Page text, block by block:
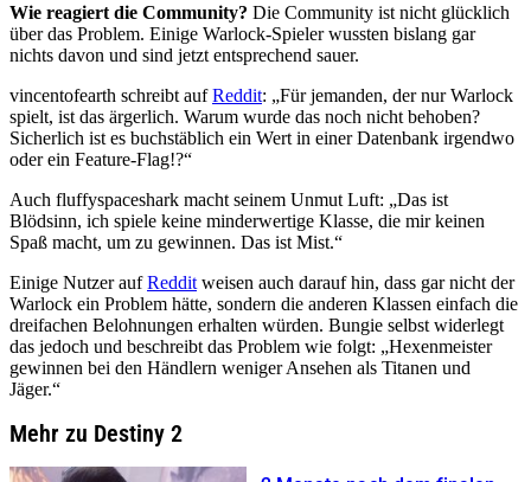
Wie reagiert die Community? Die Community ist nicht glücklich
über das Problem. Einige Warlock-Spieler wussten bislang gar
nichts davon und sind jetzt entsprechend sauer.
vincentofearth schreibt aufReddit: „Für jemanden, der nur Warlock
spielt, ist das ärgerlich. Warum wurde das noch nicht behoben?
Sicherlich ist es buchstäblich ein Wert in einer Datenbank irgendwo
oder ein Feature-Flag!?“
Auch fluffyspaceshark macht seinem Unmut Luft: „Das ist
Blödsinn, ich spiele keine minderwertige Klasse, die mir keinen
Spaß macht, um zu gewinnen. Das ist Mist.“
Einige Nutzer aufReddit weisen auch darauf hin, dass gar nicht der
Warlock ein Problem hätte, sondern die anderen Klassen einfach die
dreifachen Belohnungen erhalten würden. Bungie selbst widerlegt
das jedoch und beschreibt das Problem wie folgt: „Hexenmeister
gewinnen bei den Händlern weniger Ansehen als Titanen und
Jäger.“
Mehr zu Destiny 2